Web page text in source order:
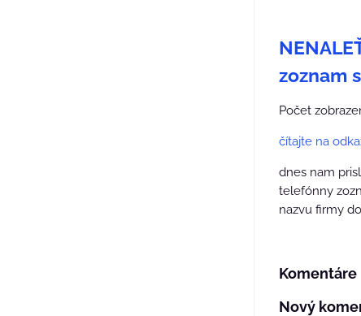
zoznam
Počet
čítajte na
dnes nam
telefónny
nazvu firmy
Komentáre
Nový